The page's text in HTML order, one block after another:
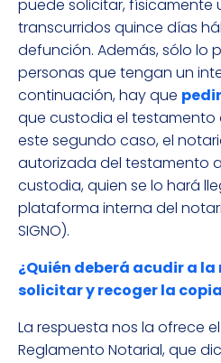
puede solicitar, físicamente
transcurridos quince días
defunción. Además, sólo lo
personas que tengan un
continuación, hay que
que custodia el testamento
este segundo caso, el
autorizada del testamento
custodia, quien se lo hará
plataforma interna del
SIGNO).
¿Quién deberá acudir a
solicitar y recoger la
La respuesta nos la ofrece
Reglamento Notarial, que